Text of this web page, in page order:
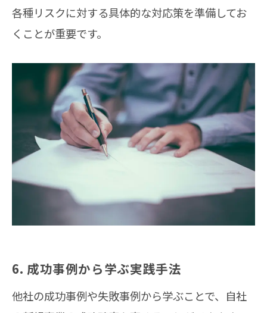
各種リスクに対する具体的な対応策を準備してお
くことが重要です。
6. 成功事例から学ぶ実践手法
他社の成功事例や失敗事例から学ぶことで、自社